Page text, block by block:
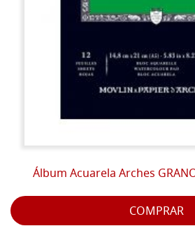
Álbum Acuarela Arches
COMPRAR